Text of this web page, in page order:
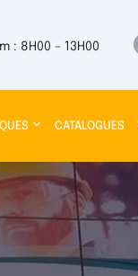
: 8H00 – 13H00
CATALOGUES